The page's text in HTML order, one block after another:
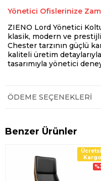
Yönetici Ofislerinize
ZIENO Lord Yönetici
klasik, modern ve
Chester tarzının güçlü
kaliteli üretim
tasarımıyla yönetici
ÖDEME SEÇENEKLERI
Benzer Ürünler
Kargo